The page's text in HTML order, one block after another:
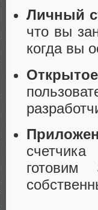
Личный
что вы
когда вы